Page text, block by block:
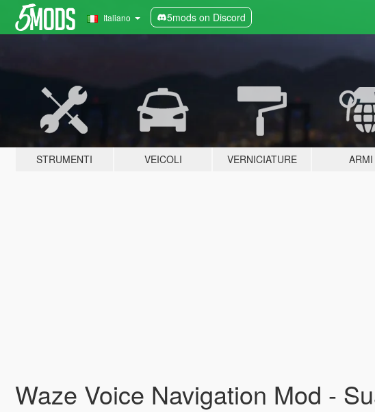
Italiano 5mods on Discord
STRUMENTI VEICOLI VERNICIATURE ARMI
Waze Voice Navigation Mod -